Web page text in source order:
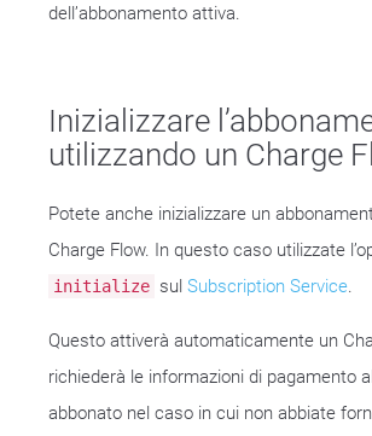
dell’abbonamento attiva.
Inizializzare
utilizzando un Charge
Potete anche inizializzare un
Charge Flow. In questo caso utilizzate
initialize sul Subscription Service
Questo attiverà automaticamente un
richiederà le informazioni di pagamento
abbonato nel caso in cui non abbiate